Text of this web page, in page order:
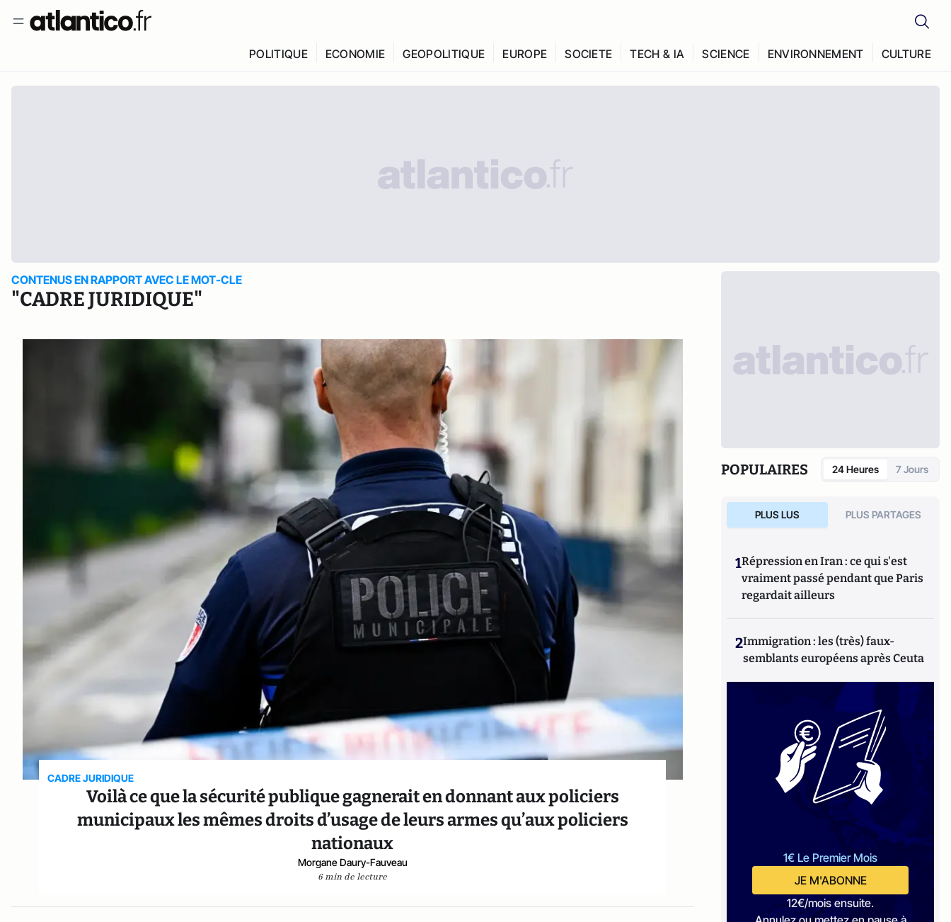
POLITIQUE ECONOMIE GEOPOLITIQUE EUROPE SOCIETE TECH & IA SCIENCE ENVIRONNEMENT CULTURE
CONTENUS EN RAPPORT AVEC LE MOT-CLE
"CADRE JURIDIQUE"
CADRE JURIDIQUE
Voilà ce que la sécurité publique gagnerait en donnant aux policiers
municipaux les mêmes droits d’usage de leurs armes qu’aux policiers
nationaux
Morgane Daury-Fauveau
6 min de lecture
POPULAIRES 24 Heures 7 Jours
PLUS LUS PLUS PARTAGES
1Répression en Iran : ce qui s'est
vraiment passé pendant que Paris
regardait ailleurs
2Immigration : les (très) faux-
semblants européens après Ceuta
1€ Le Premier Mois
JE M'ABONNE
12€/mois ensuite.